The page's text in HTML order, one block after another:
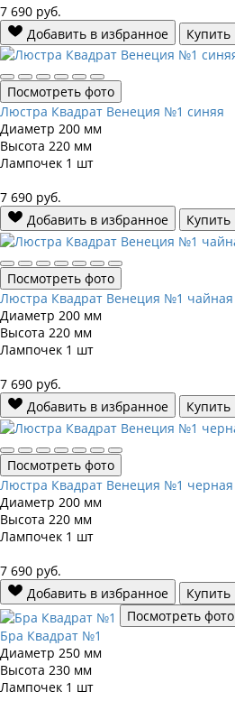
7 690 руб.
Добавить в избранное
Купить
Посмотреть фото
Люстра Квадрат Венеция №1 синяя
Диаметр 200 мм
Высота 220 мм
Лампочек 1 шт
7 690 руб.
Добавить в избранное
Купить
Посмотреть фото
Люстра Квадрат Венеция №1 чайная
Диаметр 200 мм
Высота 220 мм
Лампочек 1 шт
7 690 руб.
Добавить в избранное
Купить
Посмотреть фото
Люстра Квадрат Венеция №1 черная
Диаметр 200 мм
Высота 220 мм
Лампочек 1 шт
7 690 руб.
Добавить в избранное
Купить
Посмотреть фото
Бра Квадрат №1
Диаметр 250 мм
Высота 230 мм
Лампочек 1 шт